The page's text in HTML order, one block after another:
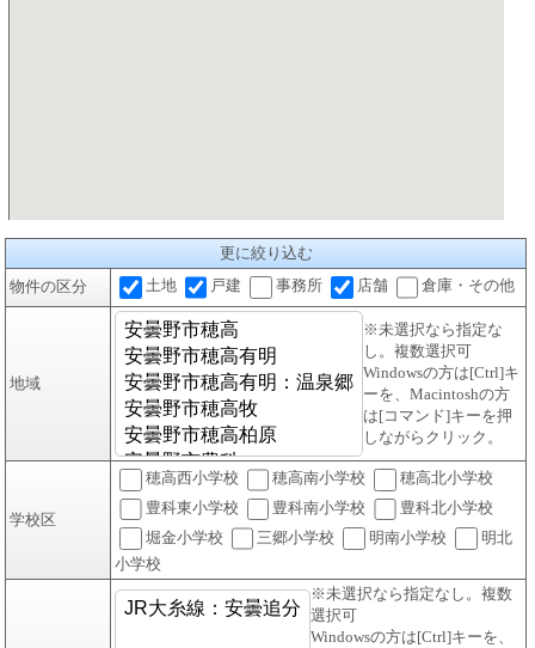
更に絞り込む
物件の区分
土地 戸建 事務所 店舗 倉庫・その他
地域
※未選択なら指定な
し。複数選択可
Windowsの方は[Ctrl]キ
ーを、Macintoshの方
は[コマンド]キーを押
しながらクリック。
学校区
穂高西小学校 穂高南小学校
穂高北小学校
豊科東小学校
豊科南小学校
豊科北小学校
堀金小学校
三郷小学校 明南小学校
明北
小学校
※未選択なら指定なし。複数
選択可
Windowsの方は[Ctrl]キーを、